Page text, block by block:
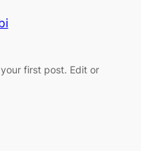
first post. Edit or